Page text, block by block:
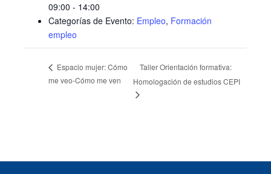
09:00 - 14:00
Categorías de Evento: Empleo, Formación
empleo
Espacio mujer: Cómo
me veo-Cómo me ven
Taller Orientación formativa:
Homologación de estudios CEPI